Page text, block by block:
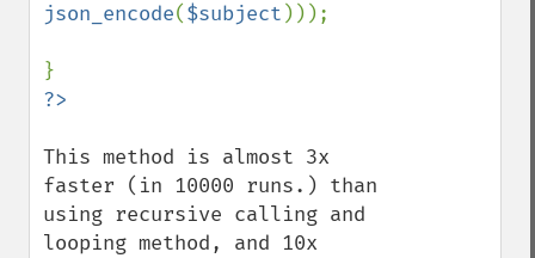
json_encode($subject )));
This method is almost 3x
faster (in 10000 runs.) than
using recursive calling and
looping method, and 10x